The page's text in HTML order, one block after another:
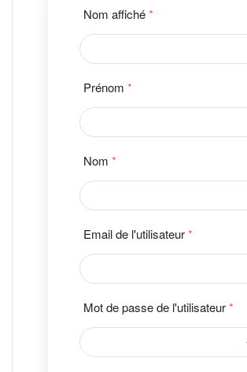
Nom affiché*
Prénom *
Nom *
Email de l'utilisateur*
Mot de passe de l'utilisateur*